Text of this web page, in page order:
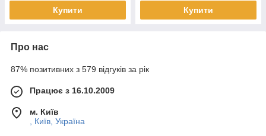
Купити Купити
Про нас
87% позитивних з 579 відгуків за рік
Працює з 16.10.2009
м. Київ
, Київ, Україна